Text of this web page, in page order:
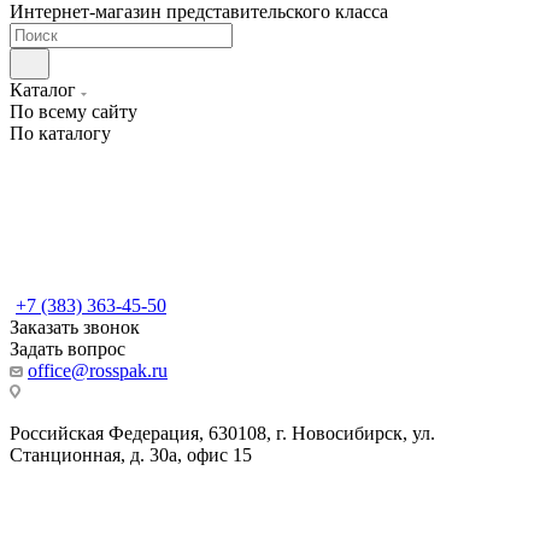
Интернет-магазин представительского класса
Каталог
По всему сайту
По каталогу
+7 (383) 363-45-50
Заказать звонок
Задать вопрос
office@rosspak.ru
Российская Федерация, 630108, г. Новосибирск, ул.
Станционная, д. 30а, офис 15